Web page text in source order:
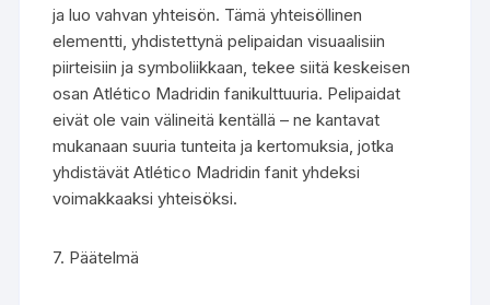
ja luo vahvan yhteisön. Tämä yhteisöllinen
elementti, yhdistettynä pelipaidan visuaalisiin
piirteisiin ja symboliikkaan, tekee siitä keskeisen
osan Atlético Madridin fanikulttuuria. Pelipaidat
eivät ole vain välineitä kentällä – ne kantavat
mukanaan suuria tunteita ja kertomuksia, jotka
yhdistävät Atlético Madridin fanit yhdeksi
voimakkaaksi yhteisöksi.
7. Päätelmä